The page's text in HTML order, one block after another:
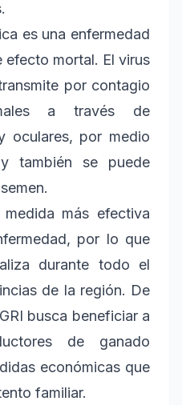
es una enfermedad
efecto mortal. El virus
por contagio
a través de
oculares, por medio
también se puede
más efectiva
por lo que
durante todo el
de la región. De
busca beneficiar a
de ganado
económicas que
familiar.